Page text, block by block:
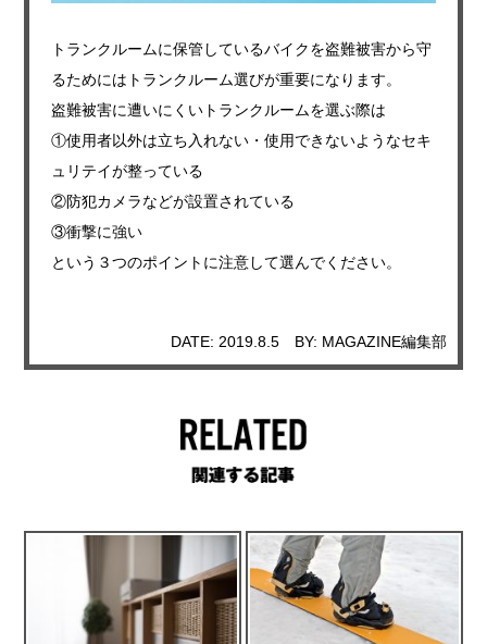
トランクルームに保管しているバイクを盗難被害から守
るためにはトランクルーム選びが重要になります。
盗難被害に遭いにくいトランクルームを選ぶ際は
①使用者以外は立ち入れない・使用できないようなセキ
ュリテイが整っている
②防犯カメラなどが設置されている
③衝撃に強い
という３つのポイントに注意して選んでください。
DATE: 2019.8.5 BY: MAGAZINE編集部